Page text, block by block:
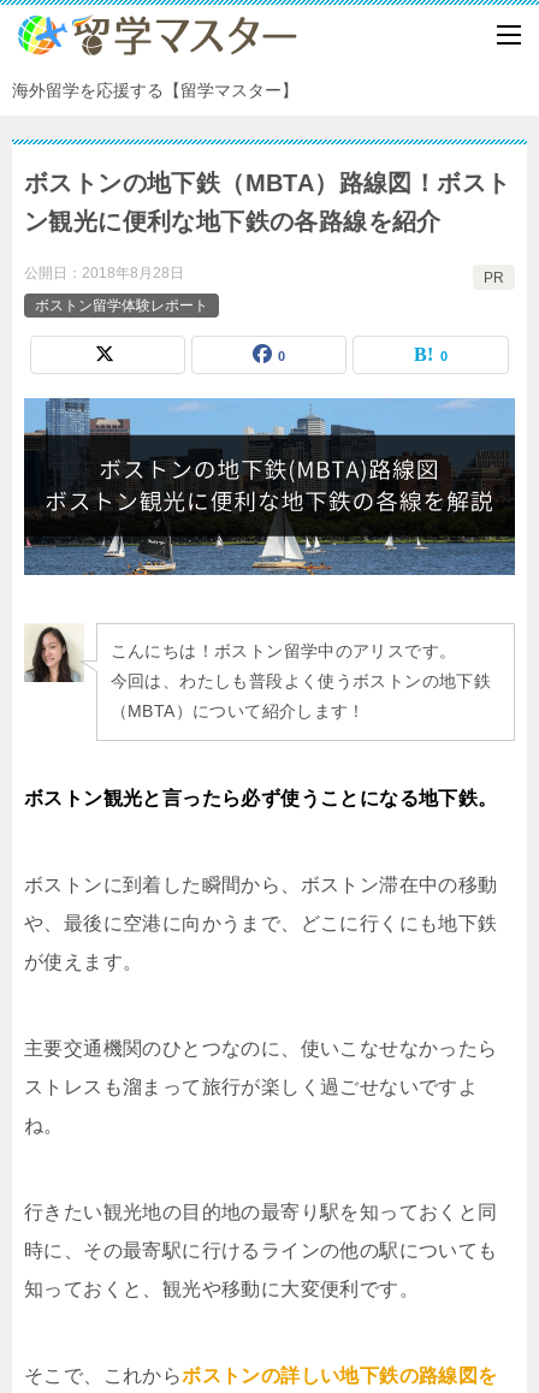
海外留学を応援する【留学マスター】
ボストンの地下鉄（MBTA）路線図！ボスト
ン観光に便利な地下鉄の各路線を紹介
公開日： 2018年8月28日
ボストン留学体験レポート
PR
0 0
こんにちは！ボストン留学中のアリスです。
今回は、わたしも普段よく使うボストンの地下鉄
（MBTA）について紹介します！
ボストン観光と言ったら必ず使うことになる地下鉄。
ボストンに到着した瞬間から、ボストン滞在中の移動
や、最後に空港に向かうまで、どこに行くにも地下鉄
が使えます。
主要交通機関のひとつなのに、使いこなせなかったら
ストレスも溜まって旅行が楽しく過ごせないですよ
ね。
行きたい観光地の目的地の最寄り駅を知っておくと同
時に、その最寄駅に行けるラインの他の駅についても
知っておくと、観光や移動に大変便利です。
そこで、これからボストンの詳しい地下鉄の路線図を